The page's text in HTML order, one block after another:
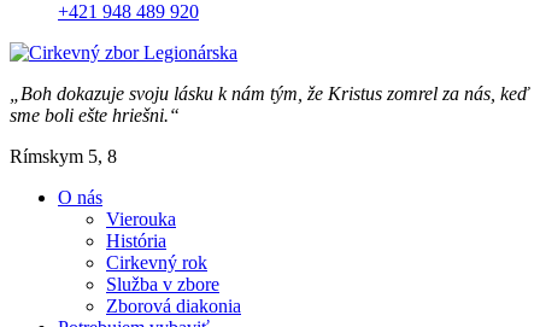
+421 948 489 920
„Boh dokazuje svoju lásku k nám tým, že Kristus zomrel za nás, keď
sme boli ešte hriešni.“
Rímskym 5, 8
O nás
Vierouka
História
Cirkevný rok
Služba v zbore
Zborová diakonia